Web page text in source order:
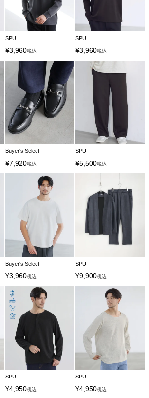
SPU
¥3,960税込
SPU
¥3,960税込
Buyer's Select
¥7,920税込
SPU
¥5,500税込
Buyer's Select
¥3,960税込
SPU
¥9,900税込
SPU
¥4,950税込
SPU
¥4,950税込